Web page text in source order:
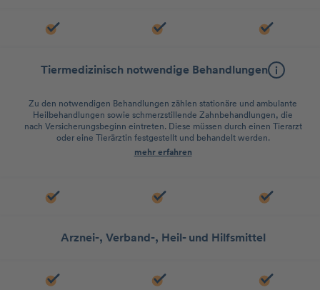
Tiermedizinisch notwendige Behandlungen
Zu den notwendigen Behandlungen zählen stationäre und ambulante
Heilbehandlungen sowie schmerzstillende Zahnbehandlungen, die
nach Versicherungsbeginn eintreten. Diese müssen durch einen Tierarzt
oder eine Tierärztin festgestellt und behandelt werden.
mehr erfahren
Arznei-, Verband-, Heil- und Hilfsmittel